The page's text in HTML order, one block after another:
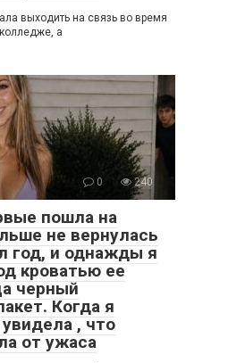
выходить на связь во время
а
0 240
пошла на
не вернулась
год, и однажды я
кроватью ее
черный
Когда я
, что
от ужаса